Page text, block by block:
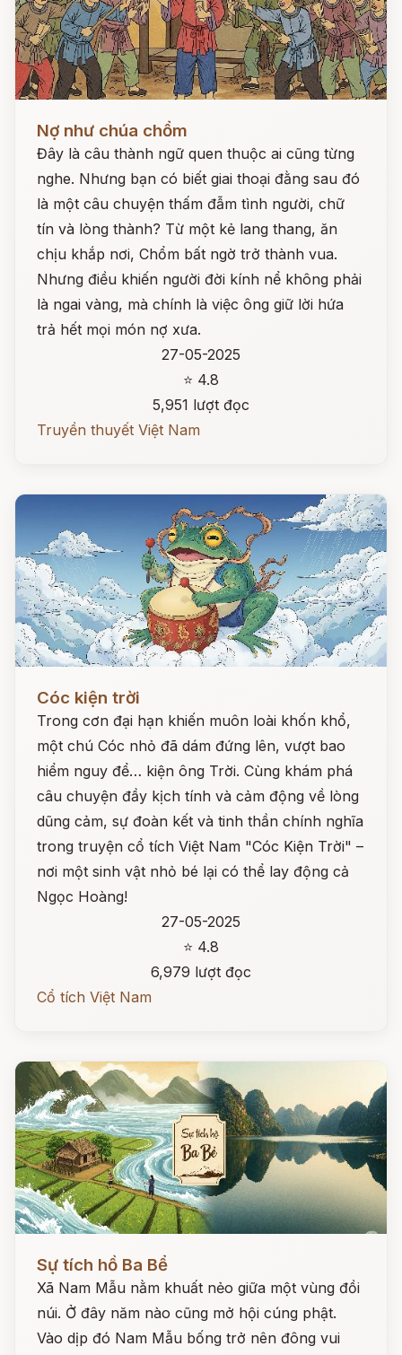
Nợ như chúa chổm
Đây là câu thành ngữ quen thuộc ai cũng từng
nghe. Nhưng bạn có biết giai thoại đằng sau đó
là một câu chuyện thấm đẫm tình người, chữ
tín và lòng thành? Từ một kẻ lang thang, ăn
chịu khắp nơi, Chổm bất ngờ trở thành vua.
Nhưng điều khiến người đời kính nể không phải
là ngai vàng, mà chính là việc ông giữ lời hứa
trả hết mọi món nợ xưa.
27-05-2025
⭐ 4.8
5,951 lượt đọc
Truyền thuyết Việt Nam
Cóc kiện trời
Trong cơn đại hạn khiến muôn loài khốn khổ,
một chú Cóc nhỏ đã dám đứng lên, vượt bao
hiểm nguy để… kiện ông Trời. Cùng khám phá
câu chuyện đầy kịch tính và cảm động về lòng
dũng cảm, sự đoàn kết và tinh thần chính nghĩa
trong truyện cổ tích Việt Nam "Cóc Kiện Trời" –
nơi một sinh vật nhỏ bé lại có thể lay động cả
Ngọc Hoàng!
27-05-2025
⭐ 4.8
6,979 lượt đọc
Cổ tích Việt Nam
Sự tích hồ Ba Bể
Xã Nam Mẫu nằm khuất nẻo giữa một vùng đồi
núi. Ở đây năm nào cũng mở hội cúng phật.
Vào dịp đó Nam Mẫu bống trở nên đông vui